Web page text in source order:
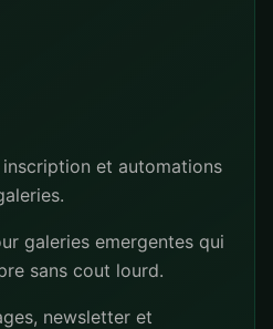
et automations
galeries emergentes qui
sans cout lourd.
newsletter et